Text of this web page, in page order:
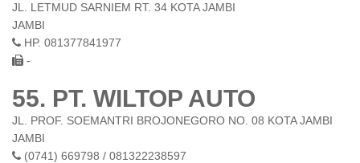
JL. LETMUD SARNIEM RT. 34 KOTA JAMBI
JAMBI
HP. 081377841977
-
55. PT. WILTOP AUTO
JL. PROF. SOEMANTRI BROJONEGORO NO. 08 KOTA JAMBI
JAMBI
(0741) 669798 / 081322238597